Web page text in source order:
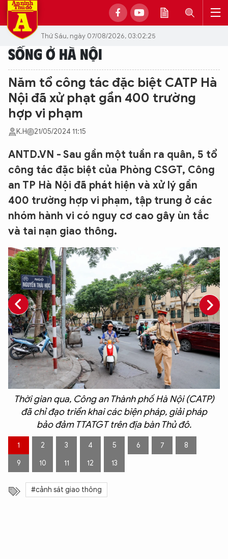
Thứ Sáu, ngày 07/08/2026, 03:02:25
SỐNG Ở HÀ NỘI
Năm tổ công tác đặc biệt CATP Hà
Nội đã xử phạt gần 400 trường
hợp vi phạm
K.H 21/05/2024 11:15
ANTD.VN - Sau gần một tuần ra quân, 5 tổ
công tác đặc biệt của Phòng CSGT, Công
an TP Hà Nội đã phát hiện và xử lý gần
400 trường hợp vi phạm, tập trung ở các
nhóm hành vi có nguy cơ cao gây ùn tắc
và tai nạn giao thông.
Thời gian qua, Công an Thành phố Hà Nội (CATP)
đã chỉ đạo triển khai các biện pháp, giải pháp
bảo đảm TTATGT trên địa bàn Thủ đô.
1 2 3 4 5 6 7 8
9 10 11 12 13
#cảnh sát giao thông